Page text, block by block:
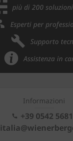
più di 200
Esperti per
Supporto
Assistenza in
Informazioni
+39 0542